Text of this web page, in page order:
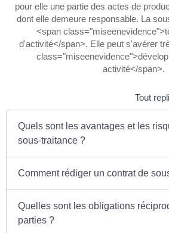
pour elle une partie des actes de
dont elle demeure responsable. La
<span
d'activité</span>. Elle peut s'avérer
activité</span>.
Tout
Quels sont les avantages et les
sous-traitance ?
Comment rédiger un contrat de
Quelles sont les obligations
parties ?